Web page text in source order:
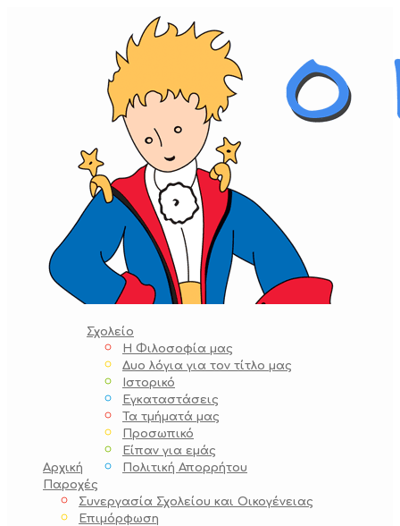
Αρχική
Σχολείο
Η Φιλοσοφία μας
Δυο λόγια για τον τίτλο μας
Ιστορικό
Εγκαταστάσεις
Τα τμήματά μας
Προσωπικό
Είπαν για εμάς
Πολιτική Απορρήτου
Παροχές
Συνεργασία Σχολείου και Οικογένειας
Επιμόρφωση